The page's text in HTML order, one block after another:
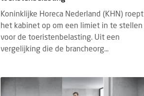
Koninklijke Horeca Nederland (KHN) roept
het kabinet op om een limiet in te stellen
voor de toeristenbelasting. Uit een
vergelijking die de brancheorg...